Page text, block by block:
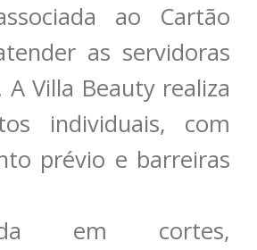
ao Cartão
as servidoras
A Villa Beauty realiza
individuais, com
prévio e barreiras
em cortes,